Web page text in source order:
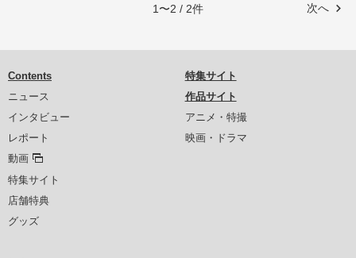
次へ
1〜2 / 2件
Contents
ニュース
インタビュー
レポート
動画
特集サイト
店舗特典
グッズ
特集サイト
作品サイト
アニメ・特撮
映画・ドラマ